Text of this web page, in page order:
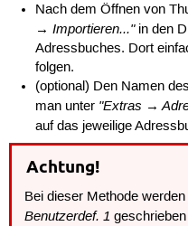
Nach dem Öffnen von
→ Importieren..."in den
Adressbuches. Dort
folgen.
(optional) Den Namen
man unter "Extras →
auf das jeweilige
Achtung!
Bei dieser Methode
Benutzerdef. 1